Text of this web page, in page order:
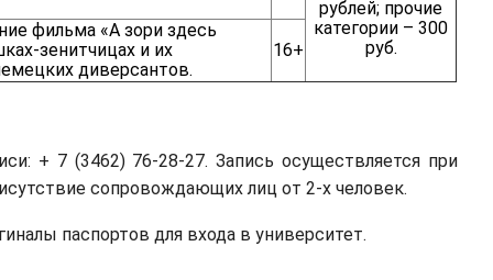
рублей; прочие
категории – 300
руб.
фильма «А зори здесь
зенитчицах и их
диверсантов.
16+
+ 7 (3462) 76-28-27. Запись осуществляется при
сопровождающих лиц от 2-х человек.
паспортов для входа в университет.